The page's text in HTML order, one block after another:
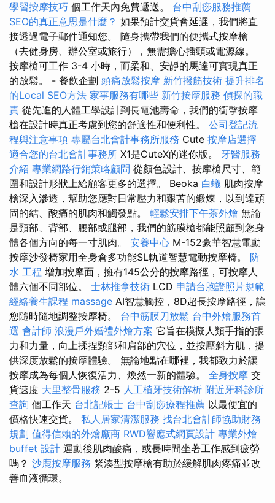
學習按摩技巧 個工作天內免費遞送。 台中刮痧服務推薦
SEO的真正意思是什麼？ 如果預計交貨會延遲，我們將直
接透過電子郵件通知您。 隨身攜帶我們的便攜式按摩槍
（去健身房、辦公室或旅行），無需擔心插頭或電源線。
按摩槍可工作 3-4 小時，而柔和、安靜的馬達可實現真正
的放鬆。 - 餐飲企劃 頭痛放鬆按摩 新竹撥筋技術 提升排名
的Local SEO方法 家事服務有哪些 新竹按摩服務 偵探的職
責 從先進的人體工學設計到長電池壽命，我們的衝擊按摩
槍在設計時真正考慮到您的舒適性和便利性。 公司登記流
程與注意事項 專屬台北會計事務所服務 Cute 按摩店選擇
適合您的台北會計事務所 X1是CuteX的迷你版。 牙醫服務
介紹 專業網路行銷策略顧問 從顏色設計、按摩槍尺寸、範
圍和設計形狀上給顧客更多的選擇。 Beoka 白蟻 肌肉按摩
槍深入滲透，幫助您應對日常壓力和艱苦的鍛煉，以到達頑
固的結、酸痛的肌肉和觸發點。 輕鬆安排下午茶外燴 無論
是頸部、背部、腰部或腿部，我們的筋膜槍都能照顧到您身
體各個方向的每一寸肌肉。 安養中心 M-152豪華智慧電動
按摩沙發椅家用全身倉多功能SL軌道智慧電動按摩椅。 防
水 工程 增加按摩面，擁有145公分的按摩路徑，可按摩人
體六個不同部位。 士林推拿技術 LCD 申請台胞證照片規範
經絡養生課程 massage AI智慧觸控，8D超長按摩路徑，讓
您隨時隨地調整按摩椅。 台中筋膜刀放鬆 台中外燴服務首
選 會計師 浪漫戶外婚禮外燴方案 它旨在模擬人類手指的張
力和力量，向上揉捏頸部和肩部的穴位，並按壓斜方肌，提
供深度放鬆的按摩體驗。 無論地點在哪裡，我都致力於讓
按摩成為每個人恢復活力、煥然一新的體驗。 全身按摩 交
貨速度 大里整骨服務 2-5 人工植牙技術解析 附近牙科診所
查詢 個工作天 台北記帳士 台中刮痧療程推薦 以最便宜的
價格快速交貨。 私人居家清潔服務 找台北會計師協助財務
規劃 值得信賴的外燴廠商 RWD響應式網頁設計 專業外燴
buffet 設計 運動後肌肉酸痛，或長時間坐著工作感到疲勞
嗎？ 沙鹿按摩服務 緊湊型按摩槍有助於緩解肌肉疼痛並改
善血液循環。